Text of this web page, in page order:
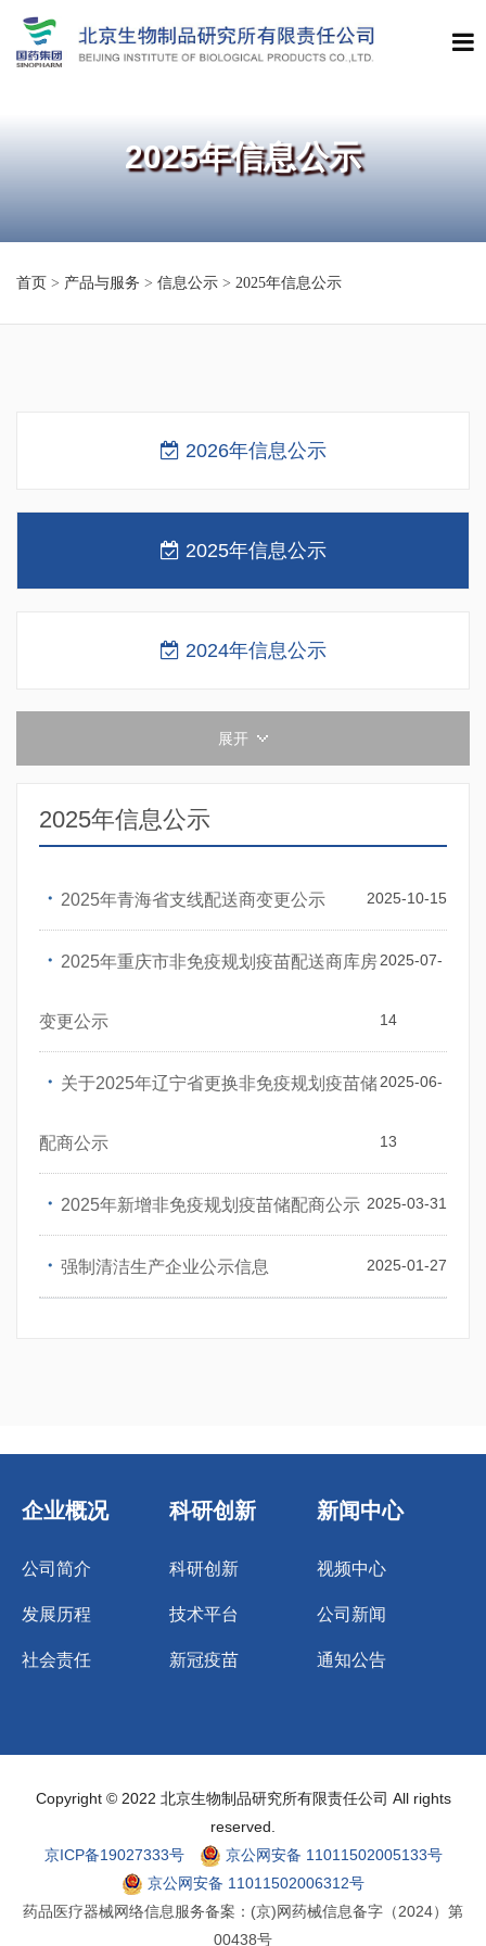
2025年信息公示
首页 > 产品与服务 > 信息公示 > 2025年信息公示
2026年信息公示
2025年信息公示
2024年信息公示
展开
2025年信息公示
・ 2025年青海省支线配送商变更公示 2025-10-15
・ 2025年重庆市非免疫规划疫苗配送商库房
变更公示
2025-07-
14
・ 关于2025年辽宁省更换非免疫规划疫苗储
配商公示
2025-06-
13
・ 2025年新增非免疫规划疫苗储配商公示 2025-03-31
・ 强制清洁生产企业公示信息 2025-01-27
企业概况
公司简介
发展历程
社会责任
科研创新
科研创新
技术平台
新冠疫苗
新闻中心
视频中心
公司新闻
通知公告
Copyright © 2022 北京生物制品研究所有限责任公司 All rights
reserved.
京ICP备19027333号
京公网安备 11011502005133号
京公网安备 11011502006312号
药品医疗器械网络信息服务备案：(京)网药械信息备字（2024）第
00438号